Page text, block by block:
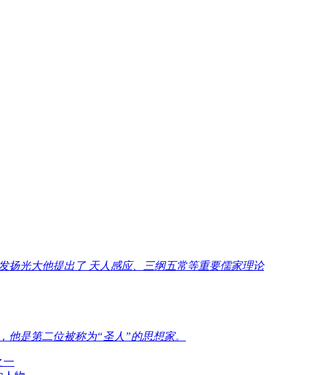
扬光大他提出了 天人感应、三纲五常等重要儒家理论
他是第二位被称为“圣人”的思想家。
一